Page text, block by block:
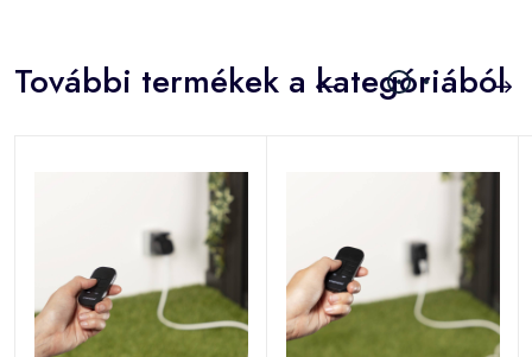
További termékek a kategóriából